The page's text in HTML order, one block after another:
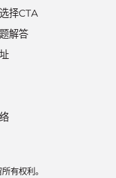
择CTA
解答
有权利。